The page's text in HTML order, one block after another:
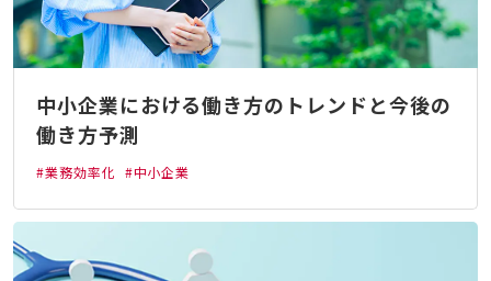
中小企業における働き方のトレンドと今後の
働き方予測
#業務効率化 #中小企業